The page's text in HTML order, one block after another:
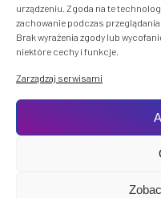
urządzeniu. Zgoda na te
zachowanie podczas
Brak wyrażenia zgody lub
niektóre cechy i funkcje.
Zarządzaj serwisami
Diagnostyka
Rezonans Tomografia
USG